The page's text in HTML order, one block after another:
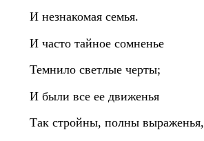
И незнакомая семья.
И часто тайное сомненье
Темнило светлые черты;
И были все ее движенья
Так стройны, полны выраженья,